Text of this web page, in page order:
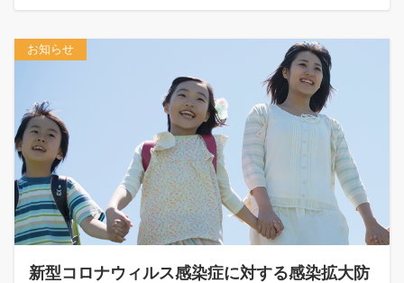
お知らせ
新型コロナウィルス感染症に対する感染拡大防